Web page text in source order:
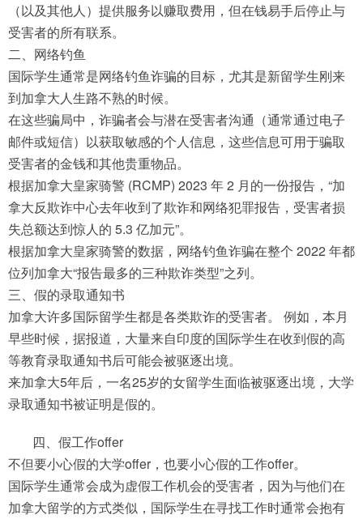
（以及其他人）提供服务以赚取费用，但在钱易手后停止与
受害者的所有联系。
二、网络钓鱼
国际学生通常是网络钓鱼诈骗的目标，尤其是新留学生刚来
到加拿大人生路不熟的时候。
在这些骗局中，诈骗者会与潜在受害者沟通（通常通过电子
邮件或短信）以获取敏感的个人信息，这些信息可用于骗取
受害者的金钱和其他贵重物品。
根据加拿大皇家骑警 (RCMP) 2023 年 2 月的一份报告，“加
拿大反欺诈中心去年收到了欺诈和网络犯罪报告，受害者损
失总额达到惊人的 5.3 亿加元”。
根据加拿大皇家骑警的数据，网络钓鱼诈骗在整个 2022 年都
位列加拿大“报告最多的三种欺诈类型”之列。
三、假的录取通知书
加拿大许多国际留学生都是各类欺诈的受害者。 例如，本月
早些时候，据报道，大量来自印度的国际学生在收到假的高
等教育录取通知书后可能会被驱逐出境。
来加拿大5年后，一名25岁的女留学生面临被驱逐出境，大学
录取通知书被证明是假的。
四、假工作offer
不但要小心假的大学offer，也要小心假的工作offer。
国际学生通常会成为虚假工作机会的受害者，因为与他们在
加拿大留学的方式类似，国际学生在寻找工作时通常会抱有